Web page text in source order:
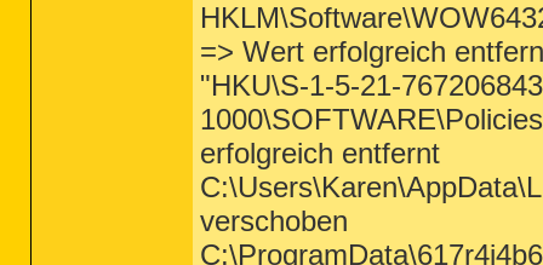
=> Wert erfolgreich
"HKU\S-1-5-21-
erfolgreich entfernt
verschoben